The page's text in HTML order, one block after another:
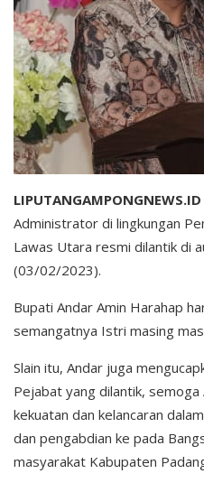
LIPUTANGAMPONGNEWS.ID
Administrator di lingkungan
Lawas Utara resmi dilantik di
(03/02/2023).
Bupati Andar Amin Harahap
semangatnya Istri masing
Slain itu, Andar juga
Pejabat yang dilantik, semoga
kekuatan dan kelancaran
dan pengabdian ke pada
masyarakat Kabupaten